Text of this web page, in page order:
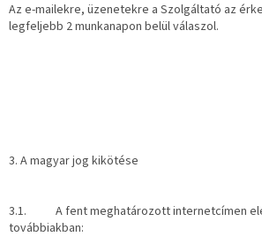
Az e-mailekre, üzenetekre a Szolgáltató az
legfeljebb 2 munkanapon belül válaszol.
3. A magyar jog kikötése
3.1. A fent meghatározott internetcímen
továbbiakban: